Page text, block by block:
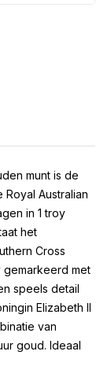
munt is de
Australian
in 1 troy
het
Cross
gemarkeerd met
speels detail
Elizabeth II
van
goud. Ideaal